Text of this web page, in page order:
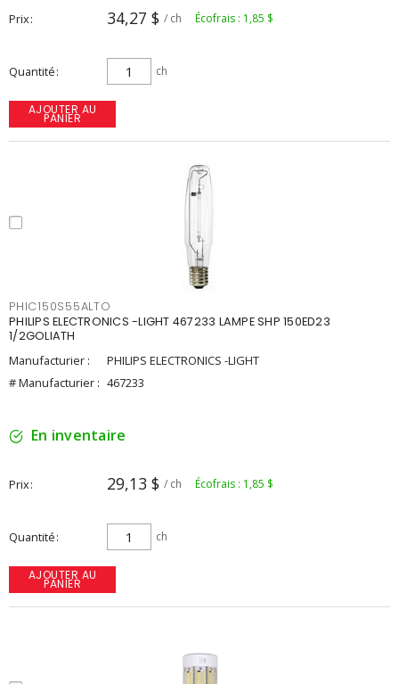
Prix 34,27 $ / ch Écofrais : 1,85 $
Quantité ch
AJOUTER AU
PANIER
PHIC150S55ALTO
PHILIPS ELECTRONICS -LIGHT 467233 LAMPE SHP 150ED23
1/2GOLIATH
Manufacturier :
PHILIPS ELECTRONICS -LIGHT
# Manufacturier : 467233
En inventaire
Prix 29,13 $ / ch Écofrais : 1,85 $
Quantité ch
AJOUTER AU
PANIER